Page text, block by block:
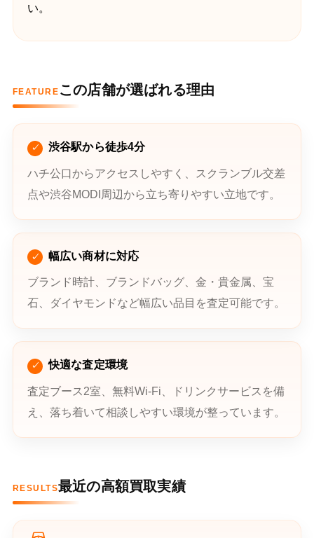
い。
FEATURE この店舗が選ばれる理由
渋谷駅から徒歩4分
ハチ公口からアクセスしやすく、スクランブル交差
点や渋谷MODI周辺から立ち寄りやすい立地です。
幅広い商材に対応
ブランド時計、ブランドバッグ、金・貴金属、宝
石、ダイヤモンドなど幅広い品目を査定可能です。
快適な査定環境
査定ブース2室、無料Wi-Fi、ドリンクサービスを備
え、落ち着いて相談しやすい環境が整っています。
RESULTS最近の高額買取実績